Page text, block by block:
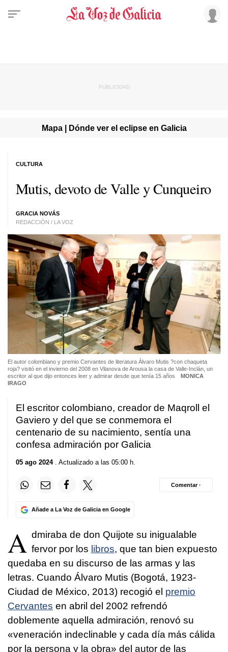
Mapa | Dónde ver el eclipse en Galicia
Mutis, devoto de Valle y Cunqueiro
GRACIA NOVÁS
REDACCIÓN / LA VOZ
CULTURA
El autor colombiano y premio Cervantes de literatura Álvaro Mutis ?con chaqueta
roja? visitó en el invierno del 2008 en Vilanova de Arousa la casa de Valle-Inclán, un
escritor al que dijo entonces leer y admirar desde que tenía 15 años
MONICA
IRAGO
El escritor colombiano, creador de Maqroll el
Gaviero y del que se conmemora el
centenario de su nacimiento, sentía una
confesa admiración por Galicia
05 ago 2024. Actualizado a las 05:00 h.
Añade a La Voz de Galicia en Google
Comentar ·
A dmiraba de don Quijote su inigualable
fervor por los libros, que tan bien expuesto
quedaba en su discurso de las armas y las
letras. Cuando Álvaro Mutis (Bogotá, 1923-
Ciudad de México, 2013) recogió el premio
Cervantes en abril del 2002 refrendó
doblemente aquella admiración, renovó su
«veneración indeclinable y cada día más cálida
por la persona y la obra» del autor de las